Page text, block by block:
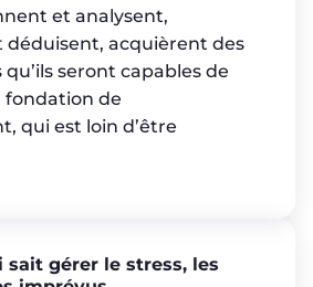
et analysent,
déduisent, acquièrent des
seront capables de
fondation de
qui est loin d’être
sait gérer le stress, les